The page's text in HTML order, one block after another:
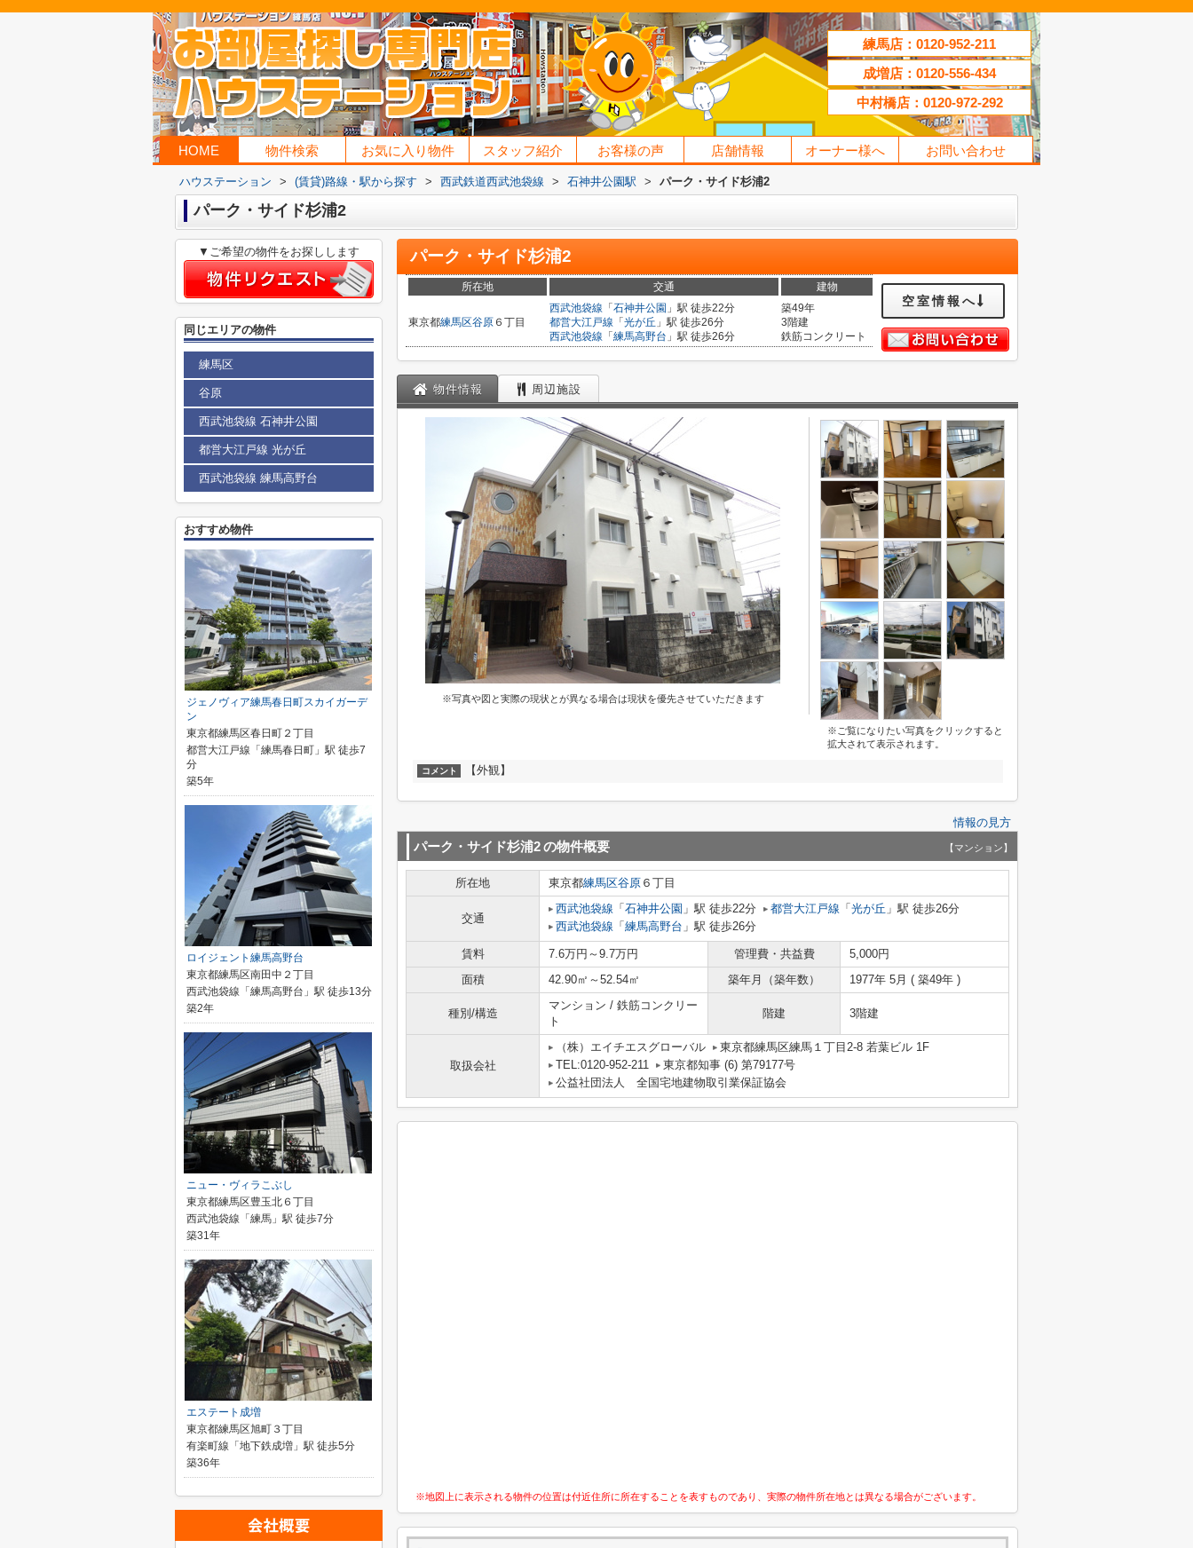
練馬店：0120-952-211
成増店：0120-556-434
中村橋店：0120-972-292
HOME 物件検索 お気に入り物件 スタッフ紹介 お客様の声 店舗情報 オーナー様へ お問い合わせ
ハウステーション > (賃貸)路線・駅から探す > 西武鉄道西武池袋線 > 石神井公園駅 > パーク・サイド杉浦2
パーク・サイド杉浦2
パーク・サイド杉浦2
所在地 交通 建物
東京都練馬区谷原 ６丁目
西武池袋線 「 石神井公園 」駅 徒歩22分
都営大江戸線 「 光が丘 」駅 徒歩26分
西武池袋線 「 練馬高野台 」駅 徒歩26分
築49年
3階建
鉄筋コンクリート
空室情報へ
物件情報 周辺施設
※写真や図と実際の現状とが異なる場合は現状を優先させていただきます
※ご覧になりたい写真をクリックすると
拡大されて表示されます。
コメント 【外観】
情報の見方
パーク・サイド杉浦2の物件概要 【マンション】
所在地 東京都練馬区谷原 ６丁目
交通
西武池袋線 「 石神井公園 」駅 徒歩22分 都営大江戸線 「 光が丘 」駅 徒歩26分
西武池袋線 「 練馬高野台 」駅 徒歩26分
賃料 7.6万円～9.7万円 管理費・共益費
5,000円
面積
42.90㎡～52.54㎡ 築年月（築年数） 1977年 5月 ( 築49年 )
種別/構造
マンション / 鉄筋コンクリー
ト
階建 3階建
取扱会社
（株）エイチエスグローバル
東京都練馬区練馬１丁目2-8 若葉ビル 1F
TEL:0120-952-211
東京都知事 (6) 第79177号
公益社団法人 全国宅地建物取引業保証協会
※地図上に表示される物件の位置は付近住所に所在することを表すものであり、実際の物件所在地とは異なる場合がございます。
▼ご希望の物件をお探しします
同じエリアの物件
練馬区
谷原
西武池袋線 石神井公園
都営大江戸線 光が丘
西武池袋線 練馬高野台
おすすめ物件
ジェノヴィア練馬春日町スカイガーデ
ン
東京都練馬区春日町２丁目
都営大江戸線「練馬春日町」駅 徒歩7
分
築5年
ロイジェント練馬高野台
東京都練馬区南田中２丁目
西武池袋線「練馬高野台」駅 徒歩13分
築2年
ニュー・ヴィラこぶし
東京都練馬区豊玉北６丁目
西武池袋線「練馬」駅 徒歩7分
築31年
エステート成増
東京都練馬区旭町３丁目
有楽町線「地下鉄成増」駅 徒歩5分
築36年